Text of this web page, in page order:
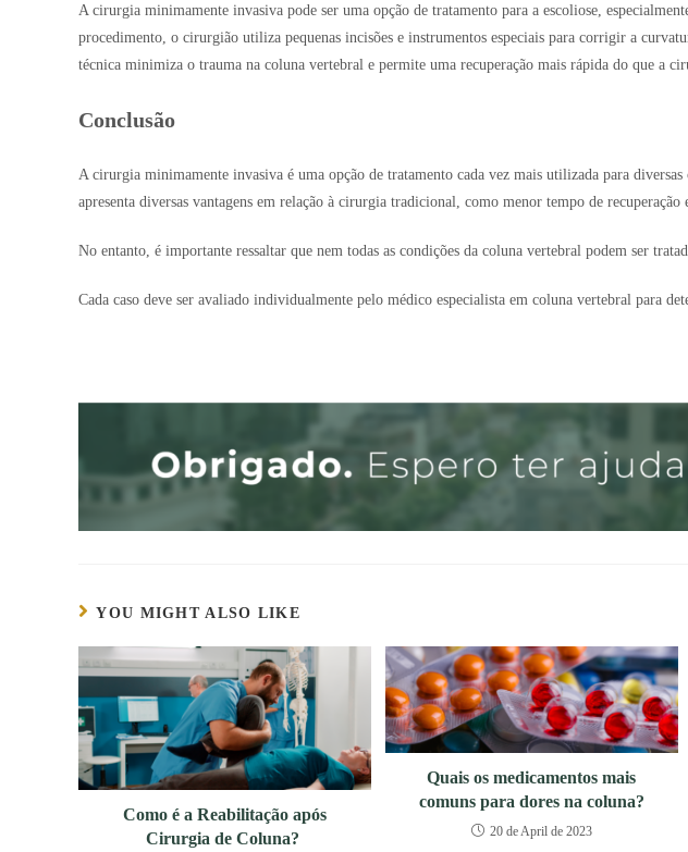
A cirurgia minimamente invasiva pode ser uma opção de tratamento para a escoliose,
procedimento, o cirurgião utiliza pequenas incisões e instrumentos especiais para corrigir a
técnica minimiza o trauma na coluna vertebral e permite uma recuperação mais rápida do que a
Conclusão
A cirurgia minimamente invasiva é uma opção de tratamento cada vez mais utilizada para
apresenta diversas vantagens em relação à cirurgia tradicional, como menor tempo de recuperação
No entanto, é importante ressaltar que nem todas as condições da coluna vertebral podem ser
Cada caso deve ser avaliado individualmente pelo médico especialista em coluna vertebral para
YOU MIGHT ALSO LIKE
Como é a Reabilitação após
Cirurgia de Coluna?
Quais os medicamentos mais
comuns para dores na coluna?
20 de April de 2023